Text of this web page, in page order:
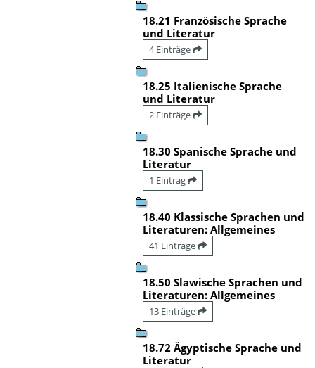
18.21 Französische Sprache
und Literatur
4 Einträge
18.25 Italienische Sprache
und Literatur
2 Einträge
18.30 Spanische Sprache und
Literatur
1 Eintrag
18.40 Klassische Sprachen und
Literaturen: Allgemeines
41 Einträge
18.50 Slawische Sprachen und
Literaturen: Allgemeines
13 Einträge
18.72 Ägyptische Sprache und
Literatur